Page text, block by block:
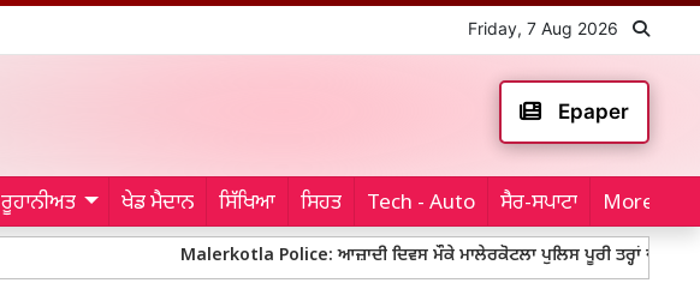
Friday, 7 Aug 2026
Epaper
ਰੂਹਾਨੀਅਤ ਖੇਡ ਮੈਦਾਨ ਸਿੱਖਿਆ ਸਿਹਤ Tech - Auto ਸੈਰ-ਸਪਾਟਾ More...
Malerkotla Police: ਆਜ਼ਾਦੀ ਦਿਵਸ ਮੌਕੇ ਮਾਲੇਰਕੋਟਲਾ ਪੁਲਿਸ ਪੂਰੀ ਤਰ੍ਹਾਂ ਚੌਕਸ, ਬੱਸ ਅੱਡਿਆਂ